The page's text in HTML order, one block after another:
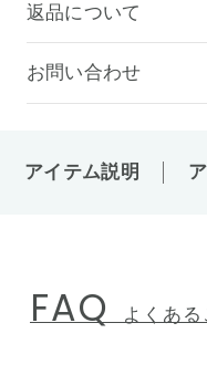
返品について
お問い合わせ
アイテム説明
FAQ よくある